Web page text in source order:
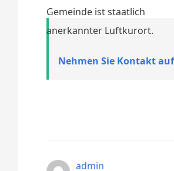
Gemeinde ist staatlich
anerkannter Luftkurort.
Nehmen Sie Kontakt
admin